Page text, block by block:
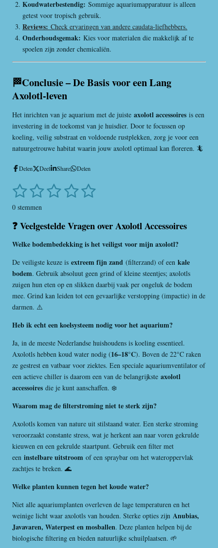
Koudwaterbestendig: Sommige aquariumapparatuur is alleen
getest voor tropisch gebruik.
Reviews: Check ervaringen van andere caudata-liefhebbers.
Onderhoudsgemak: Kies voor materialen die makkelijk af te
spoelen zijn zonder chemicaliën.
🏁Conclusie – De Basis voor een Lang
Axolotl-leven
Het inrichten van je aquarium met de juiste axolotl accessoires is een
investering in de toekomst van je huisdier. Door te focussen op
koeling, veilig substraat en voldoende rustplekken, zorg je voor een
natuurgetrouwe habitat waarin jouw axolotl optimaal kan floreren. 🦎
Delen Deel Share Delen
R
t
i
n
g
0
s
t
e
r
r
n
1
s
t
e
r
2
s
t
e
r
r
e
n
3
t
e
r
r
e
n
4
t
e
r
r
e
n
5
t
e
r
r
e
n
S
m
n
0 stemmen
❓ Veelgestelde Vragen over Axolotl Accessoires
Welke bodembedekking is het veiligst voor mijn axolotl?
De veiligste keuze is extreem fijn zand (filterzand) of een kale
bodem. Gebruik absoluut geen grind of kleine steentjes; axolotls
zuigen hun eten op en slikken daarbij vaak per ongeluk de bodem
mee. Grind kan leiden tot een gevaarlijke verstopping (impactie) in de
darmen. ⚠️
Heb ik echt een koelsysteem nodig voor het aquarium?
Ja, in de meeste Nederlandse huishoudens is koeling essentieel.
Axolotls hebben koud water nodig (16–18°C). Boven de 22°C raken
ze gestrest en vatbaar voor ziektes. Een speciale aquariumventilator of
een actieve chiller is daarom een van de belangrijkste axolotl
accessoires die je kunt aanschaffen. ❄️
Waarom mag de filterstroming niet te sterk zijn?
Axolotls komen van nature uit stilstaand water. Een sterke stroming
veroorzaakt constante stress, wat je herkent aan naar voren gekrulde
kieuwen en een gekrulde staartpunt. Gebruik een filter met
een instelbare uitstroom of een spraybar om het wateroppervlak
zachtjes te breken. 🌊
Welke planten kunnen tegen het koude water?
Niet alle aquariumplanten overleven de lage temperaturen en het
weinige licht waar axolotls van houden. Sterke opties zijn Anubias,
Javavaren, Waterpest en mosballen. Deze planten helpen bij de
biologische filtering en bieden natuurlijke schuilplaatsen. 🌱